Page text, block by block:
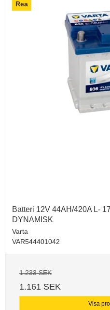
Rea
Batteri 12V 44AH/420A L-
DYNAMISK
Varta
VAR544401042
1.233 SEK
1.161 SEK
Visa